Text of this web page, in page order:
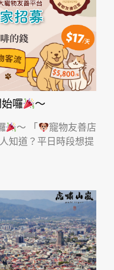
囉 ～
～ 「
寵物友善店
知道？平日時段想提